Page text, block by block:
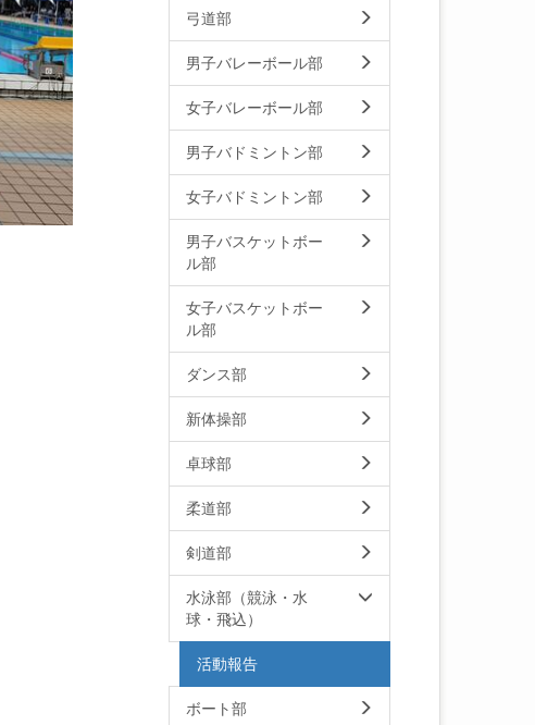
弓道部
男子バレーボール部
女子バレーボール部
男子バドミントン部
女子バドミントン部
男子バスケットボー
ル部
女子バスケットボー
ル部
ダンス部
新体操部
卓球部
柔道部
剣道部
水泳部（競泳・水
球・飛込）
活動報告
ボート部